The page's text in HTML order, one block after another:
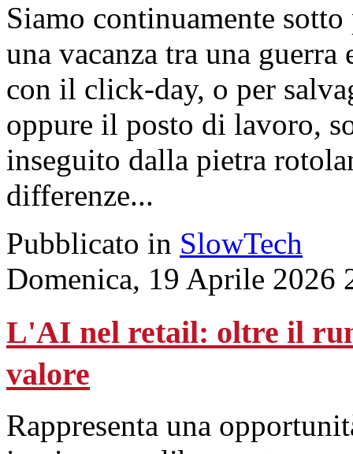
Siamo continuamente
una vacanza tra una
con il click-day, o per
oppure il posto di lavoro,
inseguito dalla pietra
differenze...
Pubblicato in SlowTech
Domenica, 19 Aprile 2026
L'AI nel retail: oltre il
valore
Rappresenta una